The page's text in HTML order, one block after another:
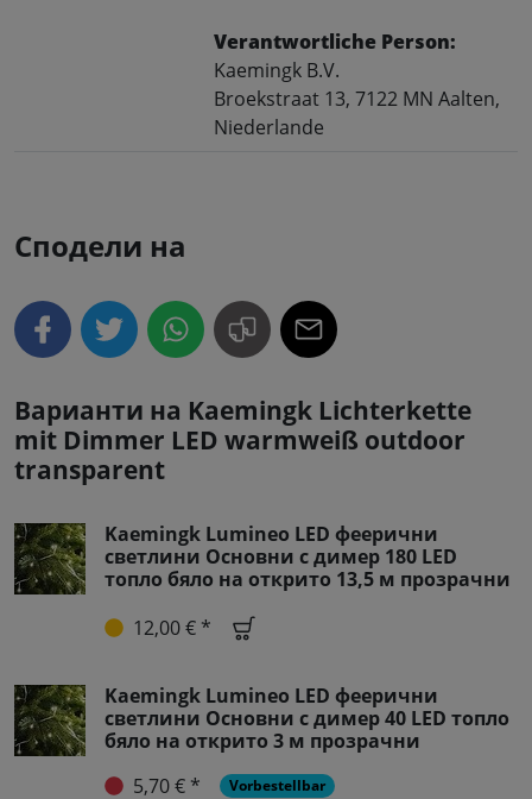
Verantwortliche Person:
Kaemingk B.V.
Broekstraat 13, 7122 MN Aalten,
Niederlande
Сподели на
Варианти на Kaemingk Lichterkette
mit Dimmer LED warmweiß outdoor
transparent
Kaemingk Lumineo LED феерични
светлини Основни с димер 180 LED
топло бяло на открито 13,5 м прозрачни
12,00 € *
Kaemingk Lumineo LED феерични
светлини Основни с димер 40 LED топло
бяло на открито 3 м прозрачни
5,70 € *
Vorbestellbar